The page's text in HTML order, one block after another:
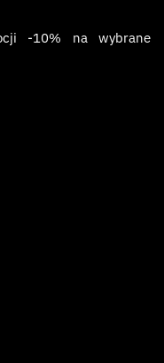
-10% na wybrane